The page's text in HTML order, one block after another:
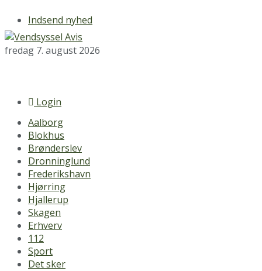
Indsend nyhed
fredag 7. august 2026
Login
Aalborg
Blokhus
Brønderslev
Dronninglund
Frederikshavn
Hjørring
Hjallerup
Skagen
Erhverv
112
Sport
Det sker